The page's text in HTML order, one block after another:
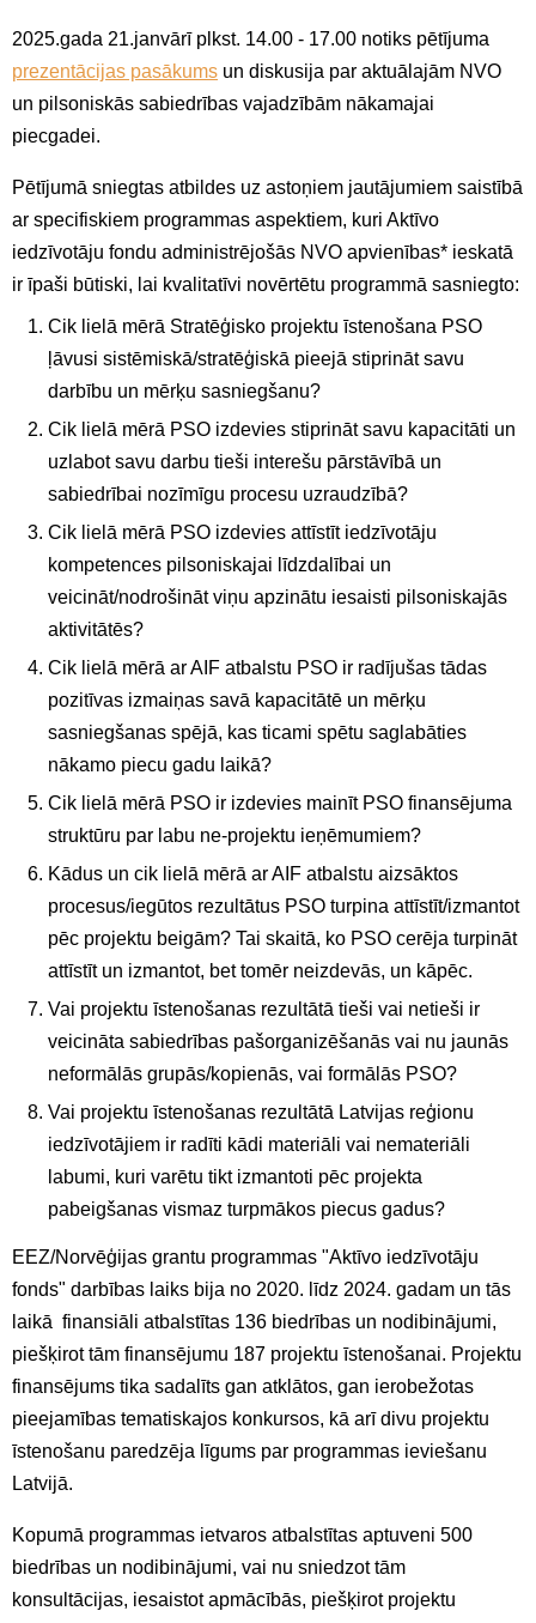
2025.gada 21.janvārī plkst. 14.00 - 17.00 notiks pētījuma
prezentācijas pasākums un diskusija par aktuālajām NVO
un pilsoniskās sabiedrības vajadzībām nākamajai
piecgadei.
Pētījumā sniegtas atbildes uz astoņiem jautājumiem saistībā
ar specifiskiem programmas aspektiem, kuri Aktīvo
iedzīvotāju fondu administrējošās NVO apvienības* ieskatā
ir īpaši būtiski, lai kvalitatīvi novērtētu programmā sasniegto:
Cik lielā mērā Stratēģisko projektu īstenošana PSO
ļāvusi sistēmiskā/stratēģiskā pieejā stiprināt savu
darbību un mērķu sasniegšanu?
Cik lielā mērā PSO izdevies stiprināt savu kapacitāti un
uzlabot savu darbu tieši interešu pārstāvībā un
sabiedrībai nozīmīgu procesu uzraudzībā?
Cik lielā mērā PSO izdevies attīstīt iedzīvotāju
kompetences pilsoniskajai līdzdalībai un
veicināt/nodrošināt viņu apzinātu iesaisti pilsoniskajās
aktivitātēs?
Cik lielā mērā ar AIF atbalstu PSO ir radījušas tādas
pozitīvas izmaiņas savā kapacitātē un mērķu
sasniegšanas spējā, kas ticami spētu saglabāties
nākamo piecu gadu laikā?
Cik lielā mērā PSO ir izdevies mainīt PSO finansējuma
struktūru par labu ne-projektu ieņēmumiem?
Kādus un cik lielā mērā ar AIF atbalstu aizsāktos
procesus/iegūtos rezultātus PSO turpina attīstīt/izmantot
pēc projektu beigām? Tai skaitā, ko PSO cerēja turpināt
attīstīt un izmantot, bet tomēr neizdevās, un kāpēc.
Vai projektu īstenošanas rezultātā tieši vai netieši ir
veicināta sabiedrības pašorganizēšanās vai nu jaunās
neformālās grupās/kopienās, vai formālās PSO?
Vai projektu īstenošanas rezultātā Latvijas reģionu
iedzīvotājiem ir radīti kādi materiāli vai nemateriāli
labumi, kuri varētu tikt izmantoti pēc projekta
pabeigšanas vismaz turpmākos piecus gadus?
EEZ/Norvēģijas grantu programmas "Aktīvo iedzīvotāju
fonds" darbības laiks bija no 2020. līdz 2024. gadam un tās
laikā finansiāli atbalstītas 136 biedrības un nodibinājumi,
piešķirot tām finansējumu 187 projektu īstenošanai. Projektu
finansējums tika sadalīts gan atklātos, gan ierobežotas
pieejamības tematiskajos konkursos, kā arī divu projektu
īstenošanu paredzēja līgums par programmas ieviešanu
Latvijā.
Kopumā programmas ietvaros atbalstītas aptuveni 500
biedrības un nodibinājumi, vai nu sniedzot tām
konsultācijas, iesaistot apmācībās, piešķirot projektu